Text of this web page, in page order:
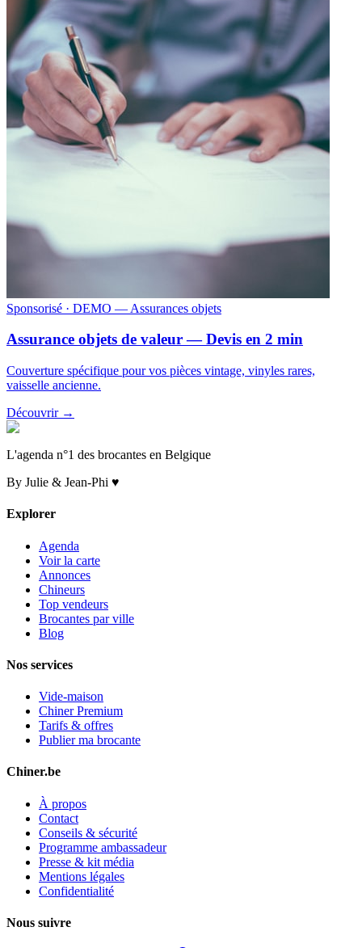
Sponsorisé · DEMO — Assurances objets
Assurance objets de valeur — Devis en 2 min
Couverture spécifique pour vos pièces vintage, vinyles rares,
vaisselle ancienne.
Découvrir →
L'agenda n°1 des brocantes en Belgique
By Julie & Jean-Phi ♥
Explorer
Agenda
Voir la carte
Annonces
Chineurs
Top vendeurs
Brocantes par ville
Blog
Nos services
Vide-maison
Chiner Premium
Tarifs & offres
Publier ma brocante
Chiner.be
À propos
Contact
Conseils & sécurité
Programme ambassadeur
Presse & kit média
Mentions légales
Confidentialité
Nous suivre